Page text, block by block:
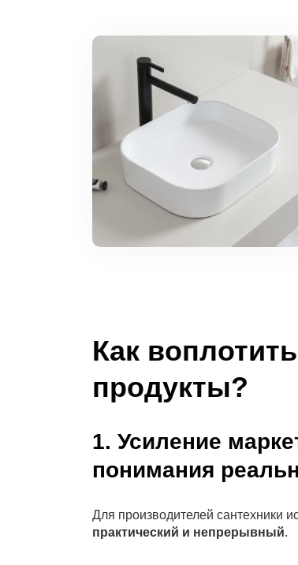
Как
продукты?
1. Усиление
понимания
Для производителей сантехники
практический и непрерывный.